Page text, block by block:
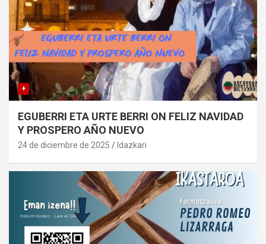
+
EGUBERRI ETA URTE BERRI ON FELIZ NAVIDAD
Y PROSPERO AÑO NUEVO
24 de diciembre de 2025 Idazkari